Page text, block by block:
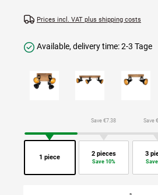
Prices incl. VAT plus shipping costs
Available, delivery time: 2-3 Tage
1 piece
Save €7.38
2 pieces
Save 10%
Save
3